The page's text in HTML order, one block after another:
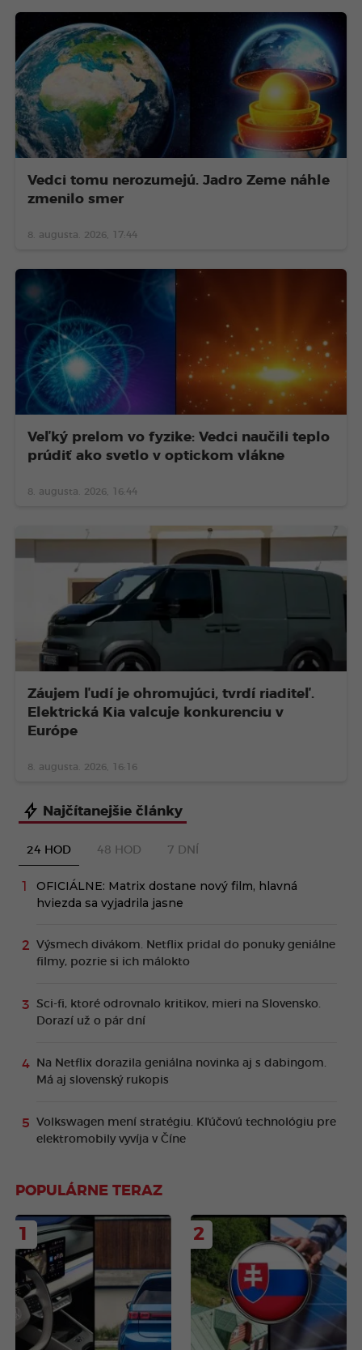
Vedci tomu nerozumejú. Jadro Zeme náhle
zmenilo smer
8. augusta. 2026, 17:44
Veľký prelom vo fyzike: Vedci naučili teplo
prúdiť ako svetlo v optickom vlákne
8. augusta. 2026, 16:44
Záujem ľudí je ohromujúci, tvrdí riaditeľ.
Elektrická Kia valcuje konkurenciu v
Európe
8. augusta. 2026, 16:16
Najčítanejšie články
24 HOD 48 HOD 7 DNÍ
OFICIÁLNE: Matrix dostane nový film, hlavná
hviezda sa vyjadrila jasne
Výsmech divákom. Netflix pridal do ponuky geniálne
filmy, pozrie si ich málokto
Sci-fi, ktoré odrovnalo kritikov, mieri na Slovensko.
Dorazí už o pár dní
Na Netflix dorazila geniálna novinka aj s dabingom.
Má aj slovenský rukopis
Volkswagen mení stratégiu. Kľúčovú technológiu pre
elektromobily vyvíja v Číne
POPULÁRNE TERAZ
1 2